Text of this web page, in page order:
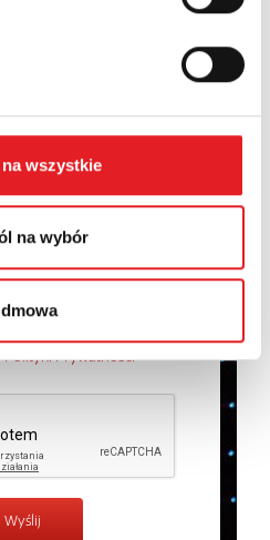
wszystkie
na wybórmoich danych
S.A. Więcej informacji na
osobowych wPolityce
Polityki Prywatności*